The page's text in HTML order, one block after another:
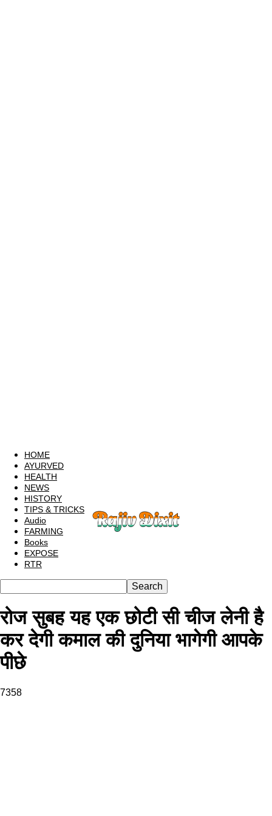
HOME
AYURVED
HEALTH
NEWS
HISTORY
TIPS & TRICKS
Audio
FARMING
Books
EXPOSE
RTR
रोज सुबह यह एक छोटी सी चीज लेनी है
कर देगी कमाल की दुनिया भागेगी आपके
पीछे
7358